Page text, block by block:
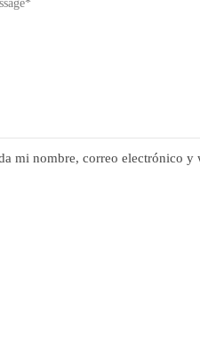
mi nombre, correo electrónico y